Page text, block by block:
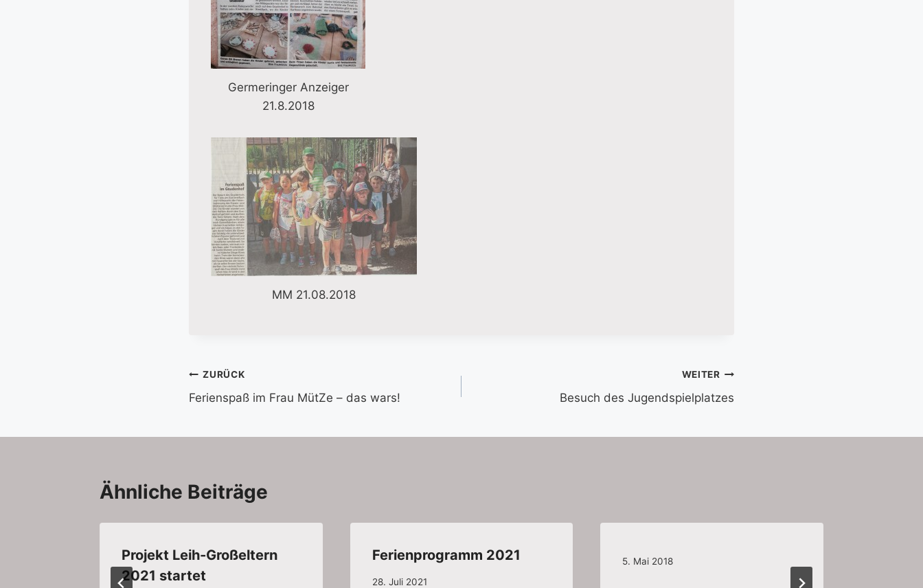
Germeringer Anzeiger
21.8.2018
MM 21.08.2018
Beitragsnavigation
ZURÜCK
Ferienspaß im Frau MütZe – das wars!
WEITER
Besuch des Jugendspielplatzes
Ähnliche Beiträge
Projekt Leih-Großeltern
2021 startet
Ferienprogramm 2021
28. Juli 2021
5. Mai 2018